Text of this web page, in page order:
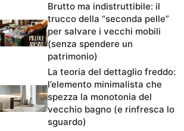
Brutto ma indistruttibile: il
trucco della “seconda pelle”
per salvare i vecchi mobili
(senza spendere un
patrimonio)
La teoria del dettaglio freddo:
l’elemento minimalista che
spezza la monotonia del
vecchio bagno (e rinfresca lo
sguardo)